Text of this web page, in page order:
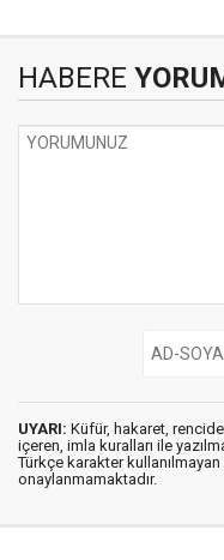
HABERE
UYARI: Küfür, hakaret,
içeren, imla kuralları ile
Türkçe karakter
onaylanmamaktadır.